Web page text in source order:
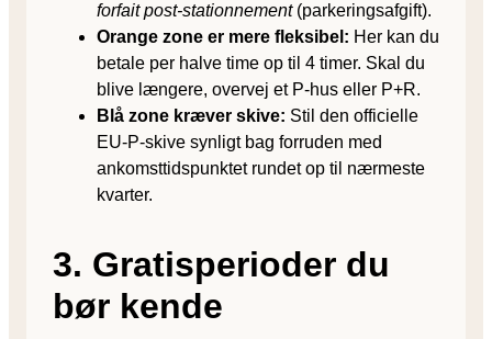
forfait post-stationnement(parkeringsafgift).
Orange zone er mere fleksibel: Her kan du
betale per halve time op til 4 timer. Skal du
blive længere, overvej et P-hus eller P+R.
Blå zone kræver skive: Stil den officielle
EU-P-skive synligt bag forruden med
ankomsttidspunktet rundet op til nærmeste
kvarter.
3. Gratisperioder du
bør kende